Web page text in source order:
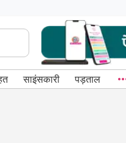
साइंसकारी पड़ताल